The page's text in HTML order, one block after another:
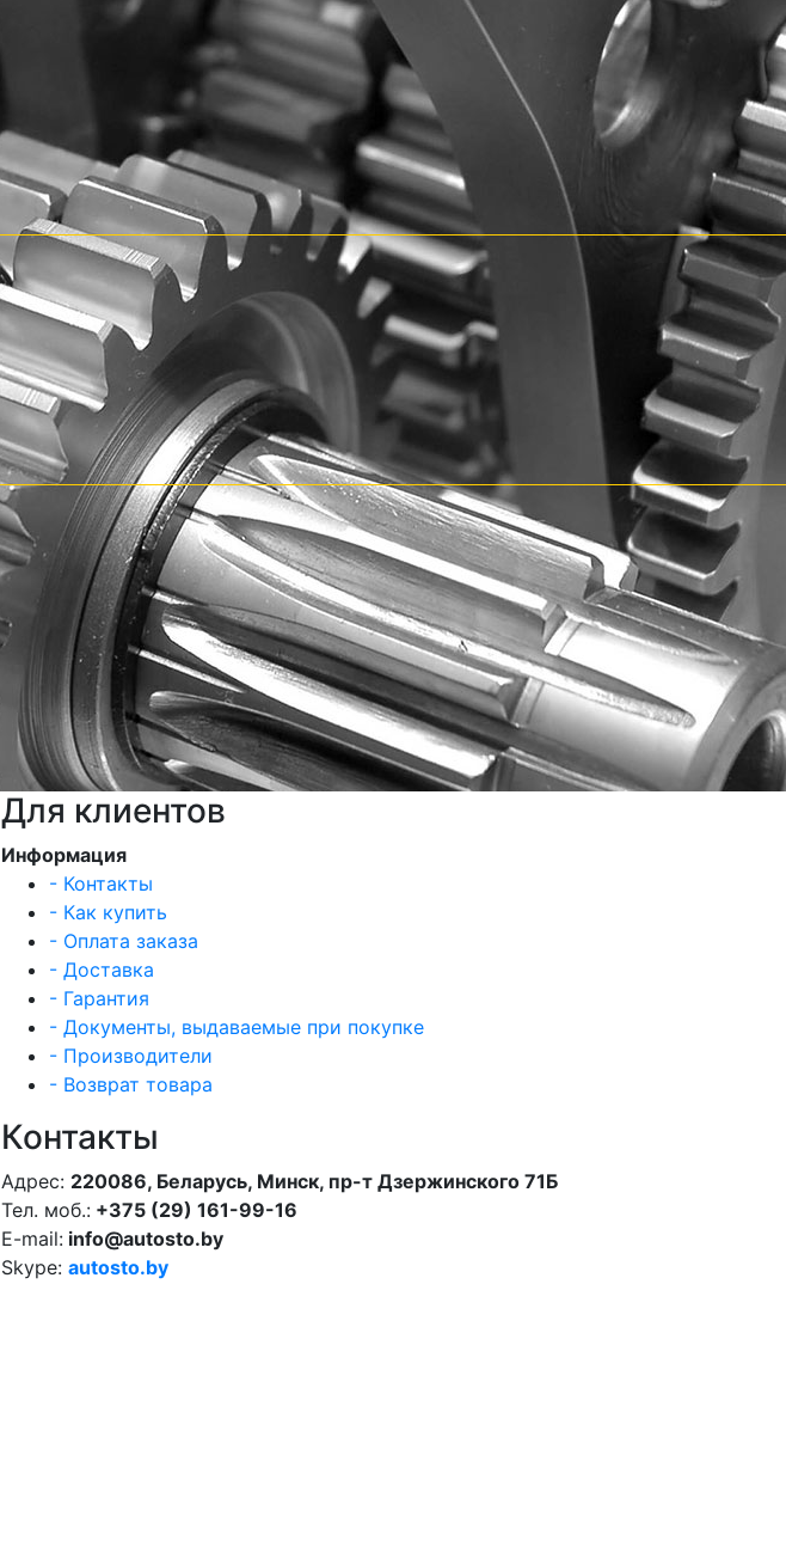
Для клиентов
Информация
- Контакты
- Как купить
- Оплата заказа
- Доставка
- Гарантия
- Документы, выдаваемые при покупке
- Производители
- Возврат товара
Контакты
Адрес: 220086, Беларусь, Минск, пр-т Дзержинского 71Б
Тел. моб.: +375 (29) 161-99-16
E-mail: info@autosto.by
Skype: autosto.by